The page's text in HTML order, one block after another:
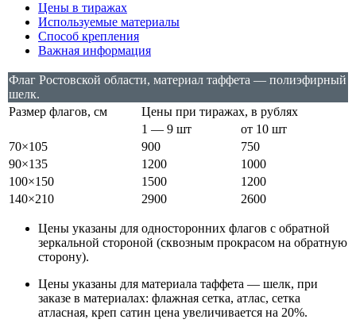
Цены в тиражах
Используемые материалы
Способ крепления
Важная информация
Флаг Ростовской области, материал таффета — полиэфирный
шелк.
Размер флагов, см
Цены при тиражах, в рублях
1 — 9 шт
от 10 шт
70×105
900
750
90×135
1200
1000
100×150
1500
1200
140×210
2900 2600
Цены указаны для односторонних флагов с обратной
зеркальной стороной (сквозным прокрасом на обратную
сторону).
Цены указаны для материала таффета — шелк, при
заказе в материалах: флажная сетка, атлас, сетка
атласная, креп сатин цена увеличивается на 20%.